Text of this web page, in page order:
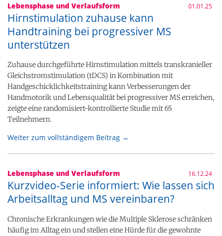
Lebensphase und Verlaufsform 01.01.25
Hirnstimulation zuhause kann
Handtraining bei progressiver MS
unterstützen
Zuhause durchgeführte Hirnstimulation mittels transkranieller
Gleichstromstimulation (tDCS) in Kombination mit
Handgeschicklichkeitstraining kann Verbesserungen der
Handmotorik und Lebensqualität bei progressiver MS erreichen,
zeigte eine randomisiert-kontrollierte Studie mit 65
Teilnehmern.
Weiter zum vollständigem Beitrag →
Lebensphase und Verlaufsform 16.12.24
Kurzvideo-Serie informiert: Wie lassen sich
Arbeitsalltag und MS vereinbaren?
Chronische Erkrankungen wie die Multiple Sklerose schränken
häufig im Alltag ein und stellen eine Hürde für die gewohnte